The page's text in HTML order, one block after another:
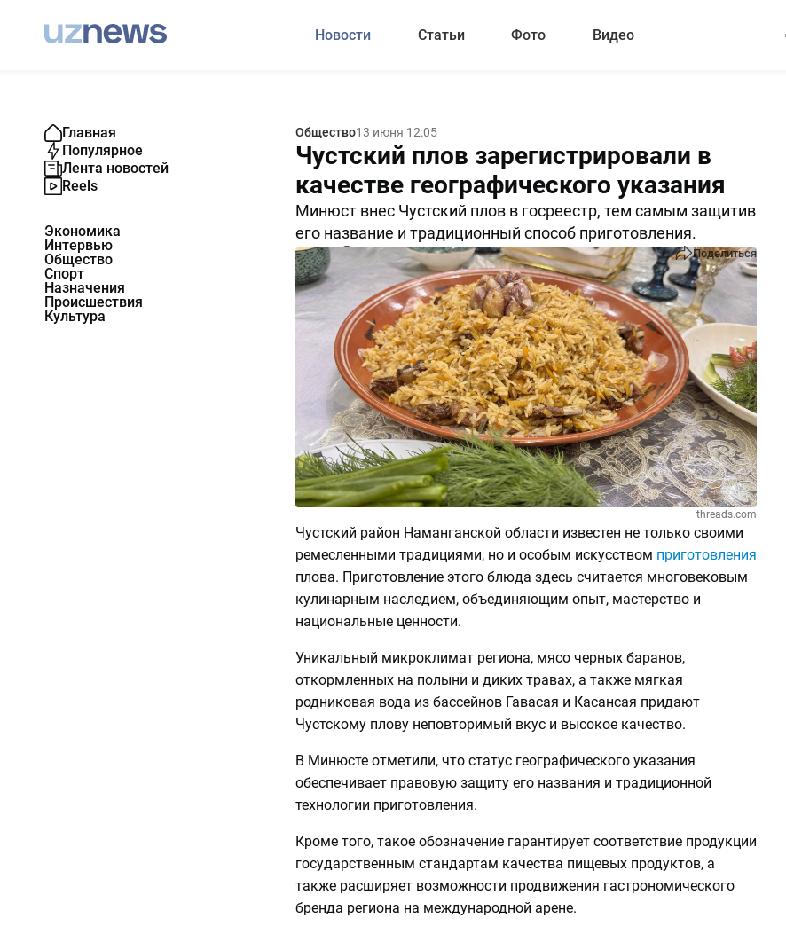
Новости Статьи Фото Видео
Главная
Популярное
Лента новостей
Reels
Экономика
Интервью
Общество
Спорт
Назначения
Происшествия
Культура
Общество13 июня 12:05
Чустский плов зарегистрировали в
качестве географического указания
Минюст внес Чустский плов в госреестр, тем самым защитив
его название и традиционный способ приготовления.
2458 1 Поделиться
threads.com
Чустский район Наманганской области известен не только своими
ремесленными традициями, но и особым искусством приготовления
плова. Приготовление этого блюда здесь считается многовековым
кулинарным наследием, объединяющим опыт, мастерство и
национальные ценности.
Уникальный микроклимат региона, мясо черных баранов,
откормленных на полыни и диких травах, а также мягкая
родниковая вода из бассейнов Гавасая и Касансая придают
Чустскому плову неповторимый вкус и высокое качество.
В Минюсте отметили, что статус географического указания
обеспечивает правовую защиту его названия и традиционной
технологии приготовления.
Кроме того, такое обозначение гарантирует соответствие продукции
государственным стандартам качества пищевых продуктов, а
также расширяет возможности продвижения гастрономического
бренда региона на международной арене.